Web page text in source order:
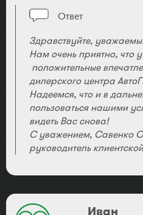
Ответ
Здравствуйте,
Нам очень приятно, что
положительные
дилерского центра
Надеемся, что и в
пользоваться нашими
видеть Вас снова!
С уважением, Савенко
руководитель
Иван